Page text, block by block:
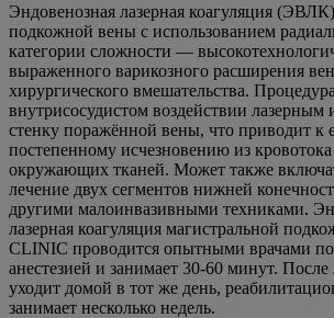
Эндовенозная лазерная коагуляция
подкожной вены с использованием
категории сложности —
выраженного варикозного расширения
хирургического вмешательства.
внутрисосудистом воздействии лазерным
стенку поражённой вены, что приводит к
постепенному исчезновению из
окружающих тканей. Может также
лечение двух сегментов нижней
другими малоинвазивными техниками.
лазерная коагуляция магистральной
CLINIC проводится опытными врачами
анестезией и занимает 30-60 минут.
уходит домой в тот же день,
занимает несколько недель.